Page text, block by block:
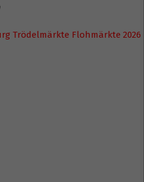
Trödelmärkte Flohmärkte 2026